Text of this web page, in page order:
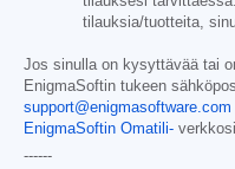
tilauksia/tuotteita,
Jos sinulla on kysyttävää tai
EnigmaSoftin tukeen
support@enigmasoftware.com
EnigmaSoftin Omatili-
------